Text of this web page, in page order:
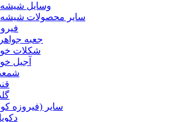
وسایل
سایر محصولات
جعبه
شکلات
آجیل
سایر (فیروزه